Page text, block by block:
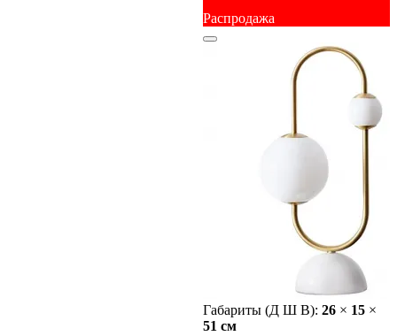
Распродажа
Габариты (Д Ш В): 26 × 15 ×
51 cм